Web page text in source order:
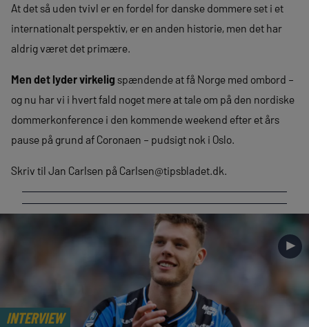
At det så uden tvivl er en fordel for danske dommere set i et
internationalt perspektiv, er en anden historie, men det har
aldrig været det primære.
Men det lyder virkelig spændende at få Norge med ombord –
og nu har vi i hvert fald noget mere at tale om på den nordiske
dommerkonference i den kommende weekend efter et års
pause på grund af Coronaen – pudsigt nok i Oslo.
Skriv til Jan Carlsen på Carlsen@tipsbladet.dk.
INTERVIEW
►